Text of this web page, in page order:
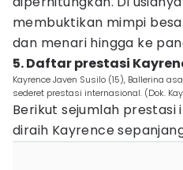
membuktikan mimpi
dan menari hingga ke
5. Daftar prestasi
Kayrence Javen Susilo (15), Ballerina
sederet prestasi internasional. (Dok.
Berikut sejumlah
diraih Kayrence